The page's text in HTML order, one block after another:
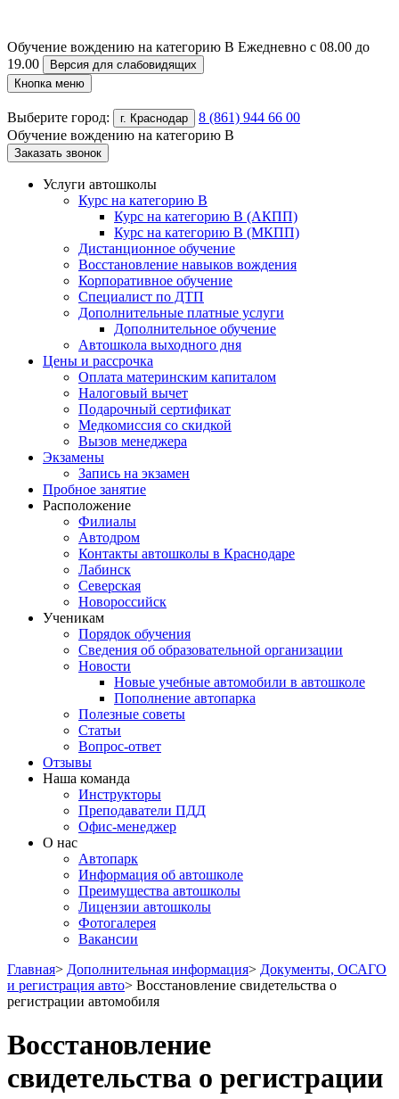
Обучение вождению на категорию B Ежедневно с 08.00 до
19.00
Версия для слабовидящих
Кнопка меню
Выберите город: г. Краснодар
8 (861) 944 66 00
Обучение вождению на категорию B
Заказать звонок
Услуги автошколы
Курс на категорию В
Курс на категорию В (АКПП)
Курс на категорию В (МКПП)
Дистанционное обучение
Восстановление навыков вождения
Корпоративное обучение
Специалист по ДТП
Дополнительные платные услуги
Дополнительное обучение
Автошкола выходного дня
Цены и рассрочка
Оплата материнским капиталом
Налоговый вычет
Подарочный сертификат
Медкомиссия со скидкой
Вызов менеджера
Экзамены
Запись на экзамен
Пробное занятие
Расположение
Филиалы
Автодром
Контакты автошколы в Краснодаре
Лабинск
Северская
Новороссийск
Ученикам
Порядок обучения
Сведения об образовательной организации
Новости
Новые учебные автомобили в автошколе
Пополнение автопарка
Полезные советы
Статьи
Вопрос-ответ
Отзывы
Наша команда
Инструкторы
Преподаватели ПДД
Офис-менеджер
О нас
Автопарк
Информация об автошколе
Преимущества автошколы
Лицензии автошколы
Фотогалерея
Вакансии
Главная> Дополнительная информация> Документы, ОСАГО
и регистрация авто> Восстановление свидетельства о
регистрации автомобиля
Восстановление
свидетельства о регистрации